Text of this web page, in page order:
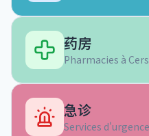
药房
Pharmacies à Cers
急诊
Services